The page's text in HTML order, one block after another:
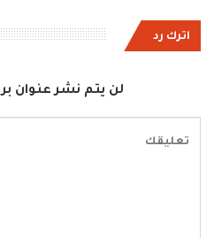
اترك رد
لن يتم نشر عنوان